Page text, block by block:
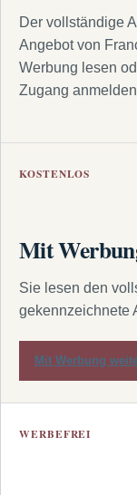
Der vollständige
Angebot von
Werbung lesen
Zugang
KOSTENLOS
Mit
Sie lesen den
gekennzeichnete
Mit Werbung
WERBEFREI